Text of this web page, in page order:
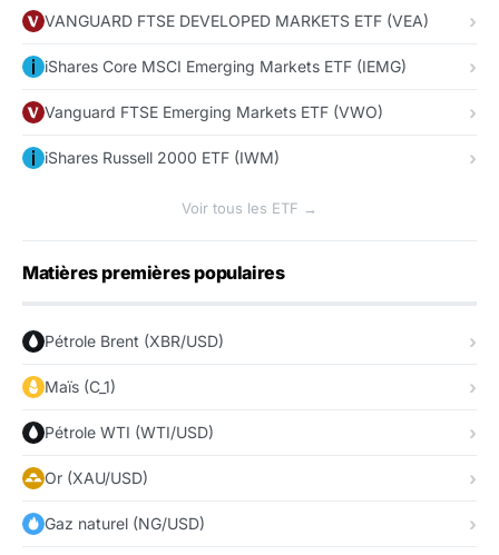
VANGUARD FTSE DEVELOPED MARKETS ETF (VEA)
iShares Core MSCI Emerging Markets ETF (IEMG)
Vanguard FTSE Emerging Markets ETF (VWO)
iShares Russell 2000 ETF (IWM)
Voir tous les ETF →
Matières premières populaires
Pétrole Brent (XBR/USD)
Maïs (C_1)
Pétrole WTI (WTI/USD)
Or (XAU/USD)
Gaz naturel (NG/USD)